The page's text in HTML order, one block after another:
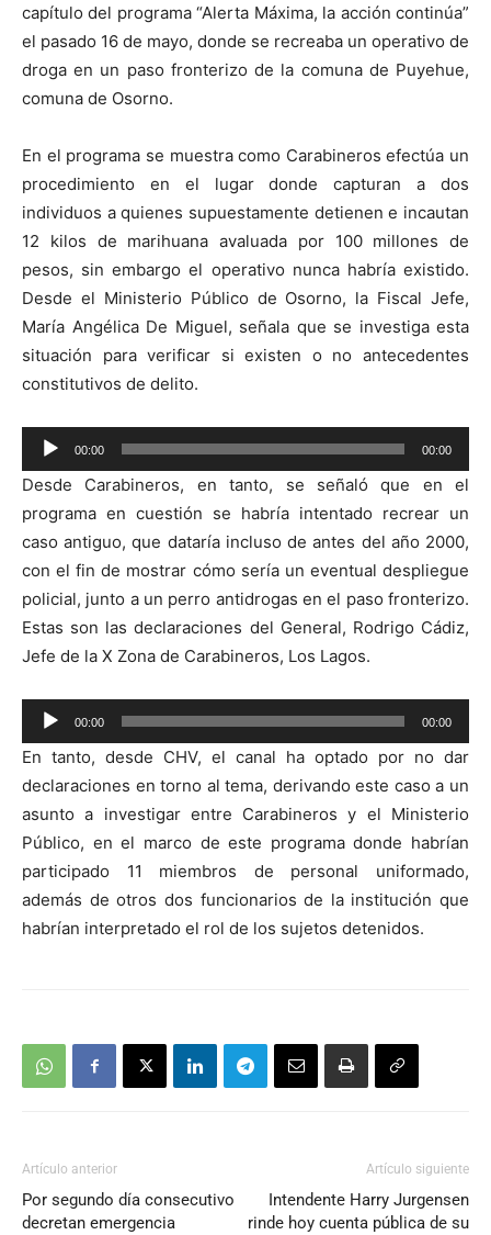
capítulo del programa “Alerta Máxima, la acción continúa”
el pasado 16 de mayo, donde se recreaba un operativo de
droga en un paso fronterizo de la comuna de Puyehue,
comuna de Osorno.
En el programa se muestra como Carabineros efectúa un
procedimiento en el lugar donde capturan a dos
individuos a quienes supuestamente detienen e incautan
12 kilos de marihuana avaluada por 100 millones de
pesos, sin embargo el operativo nunca habría existido.
Desde el Ministerio Público de Osorno, la Fiscal Jefe,
María Angélica De Miguel, señala que se investiga esta
situación para verificar si existen o no antecedentes
constitutivos de delito.
Reproductor
de
audio
00:00 00:00
Desde Carabineros, en tanto, se señaló que en el
programa en cuestión se habría intentado recrear un
caso antiguo, que dataría incluso de antes del año 2000,
con el fin de mostrar cómo sería un eventual despliegue
policial, junto a un perro antidrogas en el paso fronterizo.
Estas son las declaraciones del General, Rodrigo Cádiz,
Jefe de la X Zona de Carabineros, Los Lagos.
Reproductor
de
audio
00:00 00:00
En tanto, desde CHV, el canal ha optado por no dar
declaraciones en torno al tema, derivando este caso a un
asunto a investigar entre Carabineros y el Ministerio
Público, en el marco de este programa donde habrían
participado 11 miembros de personal uniformado,
además de otros dos funcionarios de la institución que
habrían interpretado el rol de los sujetos detenidos.
Artículo anterior
Por segundo día consecutivo
decretan emergencia
Artículo siguiente
Intendente Harry Jurgensen
rinde hoy cuenta pública de su